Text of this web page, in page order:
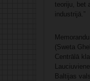
teoriju, bet
industrijā.”
(Sweta
Centrālā
Baltijas